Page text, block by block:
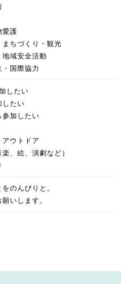
愛護
まちづくり・観光
地域安全活動
国際協力
したい
したい
参加したい
アウトドア
、絵、演劇など）
のんびりと。
いします。